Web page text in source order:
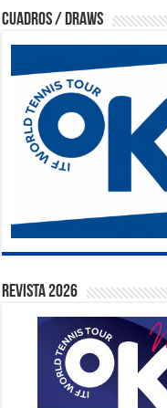
Cuadros / Draws
Revista 2026